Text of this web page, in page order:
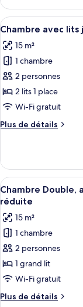
le
type
de
Chambre
Double
Afficher
toutes
les
photos
pour
ce
type
chambre :
lits
jumeaux
4
Chambre avec lits
15 m²
1 chambre
2 personnes
2 lits 1 place
Wi-Fi gratuit
Plus de détails
Plus
le
type
de
chambre
avec
lits
jumeaux
Afficher
toutes
les
photos
pour
ce
type
de
chambre :
5
Chambre Double,
réduite
15 m²
1 chambre
2 personnes
1 grand lit
Wi-Fi gratuit
Plus de détails
Plus